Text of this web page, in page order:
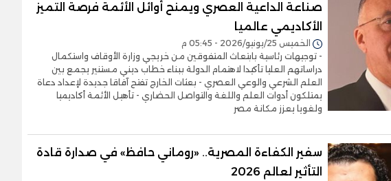
صناعة الداعية العصري ويمنح أوائل الأئمة فرصة التميز
الأكاديمي عالميا
الخميس 25/يونيو/2026 - 05:45 م
- توجيهات رئاسية بابتعاث المتفوقين من خريجي وزارة الأوقاف واستكمال
دراساتهم العليا تأكيدا لاهتمام الدولة ببناء خطاب ديني مستنير يجمع بين
العلم الشرعي والوعي العصري - بعثات الخارج تفتح آفاقا جديدة لإعداد دعاة
يمتلكون أدوات العلم واللغة والتواصل الحضاري - تأهيل الأئمة أكاديميا
ولغويا يعزز مكانة مصر
سفير الكفاءة المصرية.. «روماني حافظ» في صدارة قادة
التأثير لعالم 2026